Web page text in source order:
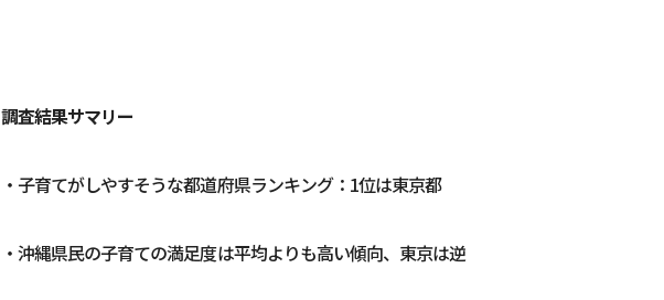
調査結果サマリー
・子育てがしやすそうな都道府県ランキング：1位は東京都
・沖縄県民の子育ての満足度は平均よりも高い傾向、東京は逆